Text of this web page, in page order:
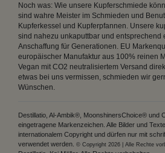
Noch was: Wie unsere Kupferschmiede
sind wahre Meister im Schmieden und
Kupferkessel und Kupferpfannen. Unsere
sind nahezu unkaputtbar und entsprechend
Anschaffung für Generationen. EU
europäischer Manufaktur aus 100% reinen
Vegan mit CO2 neutralisiertem Versand
etwas bei uns vermissen, schmieden wir
Wünschen.
Destillatio, Al-Ambik®, MoonshinersChoice® und
eingetragene Markenzeichen. Alle Bilder und
internationalem Copyright und dürfen nur mit
verwendet werden. © Copyright 2026 | Alle Rechte